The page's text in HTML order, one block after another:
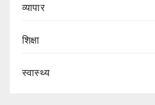
व्यापार
शिक्षा
स्वास्थ्य